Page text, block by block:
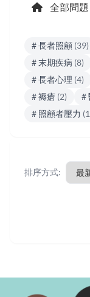
全部問題
# 長者照顧 (39)
# 末期疾病 (8)
# 長者心理 (4)
# 褥瘡 (2) #
# 照顧者壓力
排序方式: